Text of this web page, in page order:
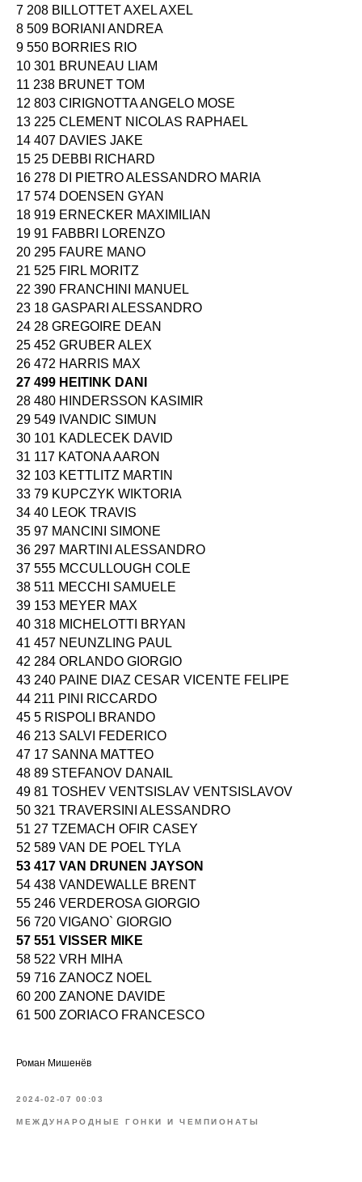
7 208 BILLOTTET AXEL AXEL
8 509 BORIANI ANDREA
9 550 BORRIES RIO
10 301 BRUNEAU LIAM
11 238 BRUNET TOM
12 803 CIRIGNOTTA ANGELO MOSE
13 225 CLEMENT NICOLAS RAPHAEL
14 407 DAVIES JAKE
15 25 DEBBI RICHARD
16 278 DI PIETRO ALESSANDRO MARIA
17 574 DOENSEN GYAN
18 919 ERNECKER MAXIMILIAN
19 91 FABBRI LORENZO
20 295 FAURE MANO
21 525 FIRL MORITZ
22 390 FRANCHINI MANUEL
23 18 GASPARI ALESSANDRO
24 28 GREGOIRE DEAN
25 452 GRUBER ALEX
26 472 HARRIS MAX
27 499 HEITINK DANI
28 480 HINDERSSON KASIMIR
29 549 IVANDIC SIMUN
30 101 KADLECEK DAVID
31 117 KATONA AARON
32 103 KETTLITZ MARTIN
33 79 KUPCZYK WIKTORIA
34 40 LEOK TRAVIS
35 97 MANCINI SIMONE
36 297 MARTINI ALESSANDRO
37 555 MCCULLOUGH COLE
38 511 MECCHI SAMUELE
39 153 MEYER MAX
40 318 MICHELOTTI BRYAN
41 457 NEUNZLING PAUL
42 284 ORLANDO GIORGIO
43 240 PAINE DIAZ CESAR VICENTE FELIPE
44 211 PINI RICCARDO
45 5 RISPOLI BRANDO
46 213 SALVI FEDERICO
47 17 SANNA MATTEO
48 89 STEFANOV DANAIL
49 81 TOSHEV VENTSISLAV VENTSISLAVOV
50 321 TRAVERSINI ALESSANDRO
51 27 TZEMACH OFIR CASEY
52 589 VAN DE POEL TYLA
53 417 VAN DRUNEN JAYSON
54 438 VANDEWALLE BRENT
55 246 VERDEROSA GIORGIO
56 720 VIGANO` GIORGIO
57 551 VISSER MIKE
58 522 VRH MIHA
59 716 ZANOCZ NOEL
60 200 ZANONE DAVIDE
61 500 ZORIACO FRANCESCO
Роман Мишенёв
2024-02-07 00:03
МЕЖДУНАРОДНЫЕ ГОНКИ И ЧЕМПИОНАТЫ